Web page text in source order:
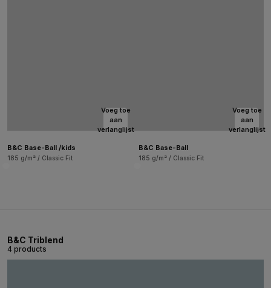
Voeg toe
aan
verlanglijst
B&C Base-Ball /kids
185 g/m² / Classic Fit
Voeg toe
aan
verlanglijst
B&C Base-Ball
185 g/m² / Classic Fit
B&C Triblend
4 products